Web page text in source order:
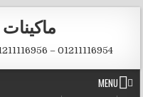
01211116954 – 01211116956 – 01221696797 – 01211116958
MENU